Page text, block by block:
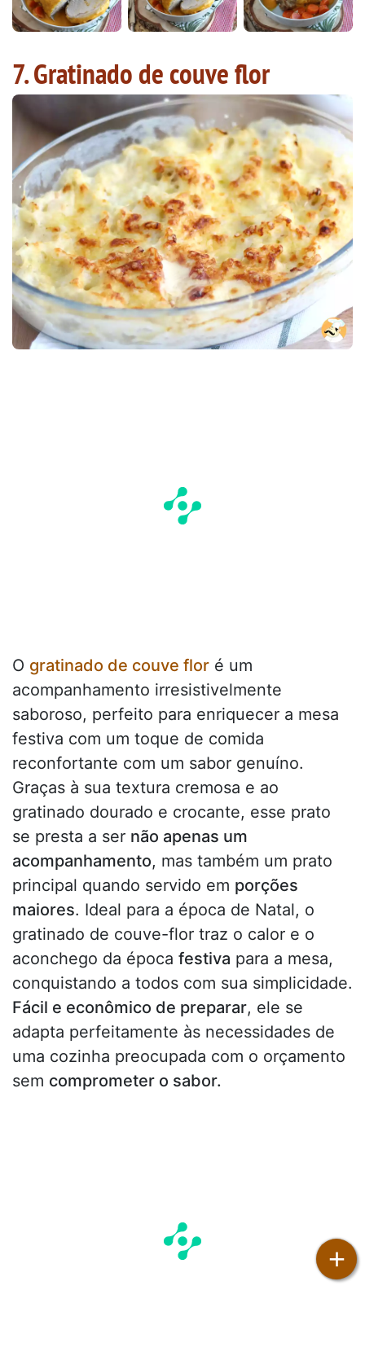
7. Gratinado de couve flor
O gratinado de couve flor é um
acompanhamento irresistivelmente
saboroso, perfeito para enriquecer a mesa
festiva com um toque de comida
reconfortante com um sabor genuíno.
Graças à sua textura cremosa e ao
gratinado dourado e crocante, esse prato
se presta a ser não apenas um
acompanhamento, mas também um prato
principal quando servido em porções
maiores. Ideal para a época de Natal, o
gratinado de couve-flor traz o calor e o
aconchego da época festiva para a mesa,
conquistando a todos com sua simplicidade.
Fácil e econômico de preparar, ele se
adapta perfeitamente às necessidades de
uma cozinha preocupada com o orçamento
sem comprometer o sabor.
+